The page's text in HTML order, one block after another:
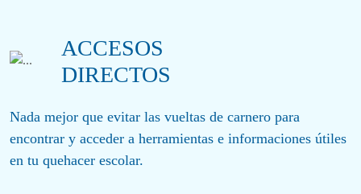
ACCESOS
DIRECTOS
Nada mejor que evitar las vueltas de carnero para
encontrar y acceder a herramientas e informaciones útiles
en tu quehacer escolar.